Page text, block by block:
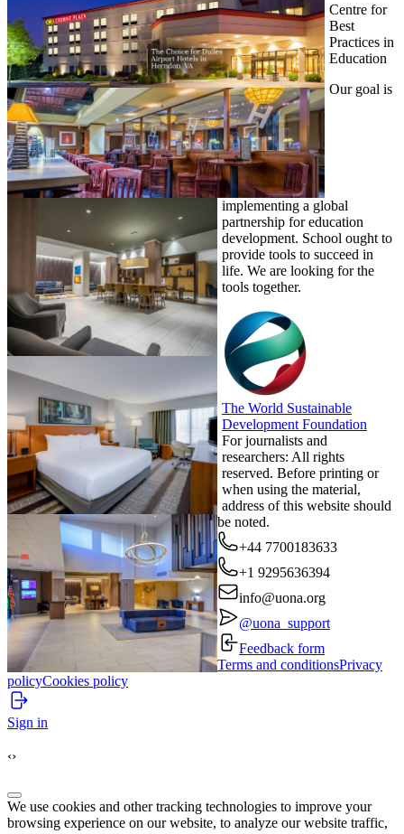
Centre for
Best
Practices in
Education
Our goal is
implementing a global
partnership for education
development. School ought to
provide tools to succeed in
life. We are looking for the
tools together.
The World Sustainable
Development Foundation
For journalists and
researchers: All rights
reserved. Before printing or
when using the material,
address of this website should
be noted.
+44 7700183633
+1 9295636394
info@uona.org
@uona_support
Feedback form
Terms and conditionsPrivacy
policyCookies policy
Sign in
‹›
We use cookies and other tracking technologies to improve your
browsing experience on our website, to analyze our website traffic,